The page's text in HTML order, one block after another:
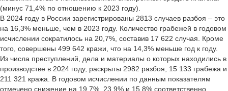
(минус 71,4% по отношению к 2023 году).
В 2024 году в России зарегистрированы 2813 случаев разбоя – это
на 16,3% меньше, чем в 2023 году. Количество грабежей в годовом
исчислении сократилось на 20,7%, составив 17 622 случая. Кроме
того, совершены 499 642 кражи, что на 14,3% меньше год к году.
Из числа преступлений, дела и материалы о которых находились в
производстве в 2024 году, раскрыты 2982 разбоя, 15 133 грабежа и
211 321 кража. В годовом исчислении по данным показателям
отмечено снижение на 19,7%, 23,9% и 15,8% соответственно.